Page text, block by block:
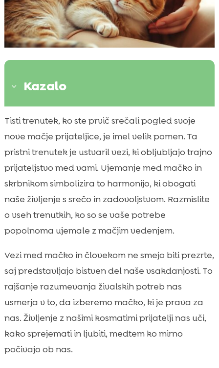
3 Kazalo
 Zakaj je ujemanje med mačko in skrbnikom
pomembno?
Kaj vpliva na ujemanje med mačko in
Kako prepoznati pravo ujemanje?
Vpliv prehrane na ujemanje
Pravilen izbor izdelkov za mačke
Prilagoditev mačke na domače okolje
Komunikacija med mačko in skrbnikom
 Ujemanje mačke z lastnikom
Pozornost in nežnost
 Redna nega in zdravstveni pregledi
Igrivost in stimulacija
Ustvarjanje varnega zavetja za mačko
Razumevanje posebnih potreb mačk
Kaj storiti, če ujemanje ni idealno?
Tisti trenutek, ko ste prvič srečali pogled svoje
nove mačje prijateljice, je imel velik pomen. Ta
pristni trenutek je ustvaril vezi, ki obljubljajo trajno
prijateljstvo med vami. Ujemanje med mačko in
skrbnikom simbolizira to harmonijo, ki obogati
naše življenje s srečo in zadovoljstvom. Razmislite
o vseh trenutkih, ko so se vaše potrebe
popolnoma ujemale z mačjim vedenjem.
Vezi med mačko in človekom ne smejo biti prezrte,
saj predstavljajo bistven del naše vsakdanjosti. To
rajšanje razumevanja živalskih potreb nas
usmerja v to, da izberemo mačko, ki je prava za
nas. Življenje z našimi kosmatimi prijatelji nas uči,
kako sprejemati in ljubiti, medtem ko mirno
počivajo ob nas.